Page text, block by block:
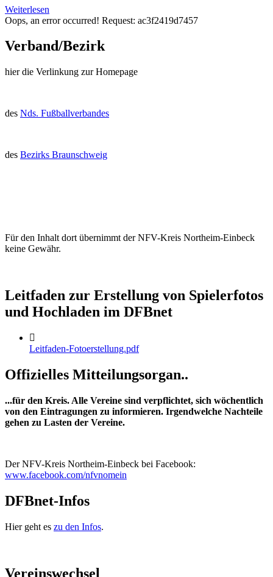
Weiterlesen
Oops, an error occurred! Request: ac3f2419d7457
Verband/Bezirk
hier die Verlinkung zur Homepage
des Nds. Fußballverbandes
des Bezirks Braunschweig
Für den Inhalt dort übernimmt der NFV-Kreis Northeim-Einbeck
keine Gewähr.
Leitfaden zur Erstellung von Spielerfotos
und Hochladen im DFBnet
Leitfaden-Fotoerstellung.pdf
Offizielles Mitteilungsorgan..
...für den Kreis. Alle Vereine sind verpflichtet, sich wöchentlich
von den Eintragungen zu informieren. Irgendwelche Nachteile
gehen zu Lasten der Vereine.
Der NFV-Kreis Northeim-Einbeck bei Facebook:
www.facebook.com/nfvnomein
DFBnet-Infos
Hier geht es zu den Infos.
Vereinswechsel